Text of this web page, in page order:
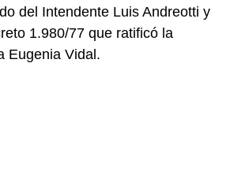
del Intendente Luis Andreotti y
1.980/77 que ratificó la
Eugenia Vidal.